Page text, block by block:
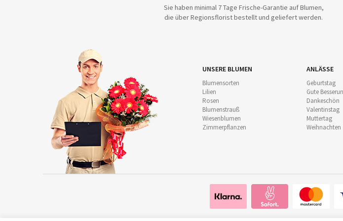
Sie haben minimal 7 Tage Frische-Garantie auf Blumen,
die über Regionsflorist bestellt und geliefert werden.
UNSERE BLUMEN
Blumensorten
Lilien
Rosen
Blumenstrauß
Wiesenblumen
Zimmerpflanzen
ANLÄSSE
Geburtstag
Gute
Dankeschön
Valentinstag
Muttertag
Weihnachten